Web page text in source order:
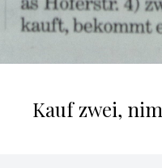
Kauf zwei,